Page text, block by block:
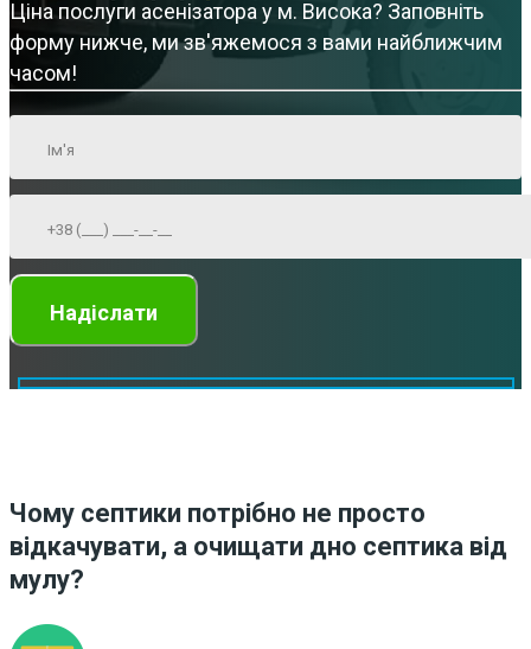
Ціна послуги асенізатора у м. Висока? Заповніть
форму нижче, ми зв'яжемося з вами найближчим
часом!
Чому септики потрібно не просто
відкачувати, а очищати дно септика від
мулу?